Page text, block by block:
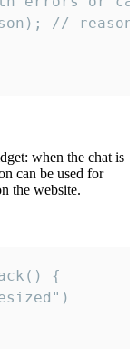
//
when the chat is
can be used for
the website.
{